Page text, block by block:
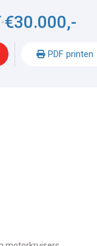
-€30.000,-
PDF printen